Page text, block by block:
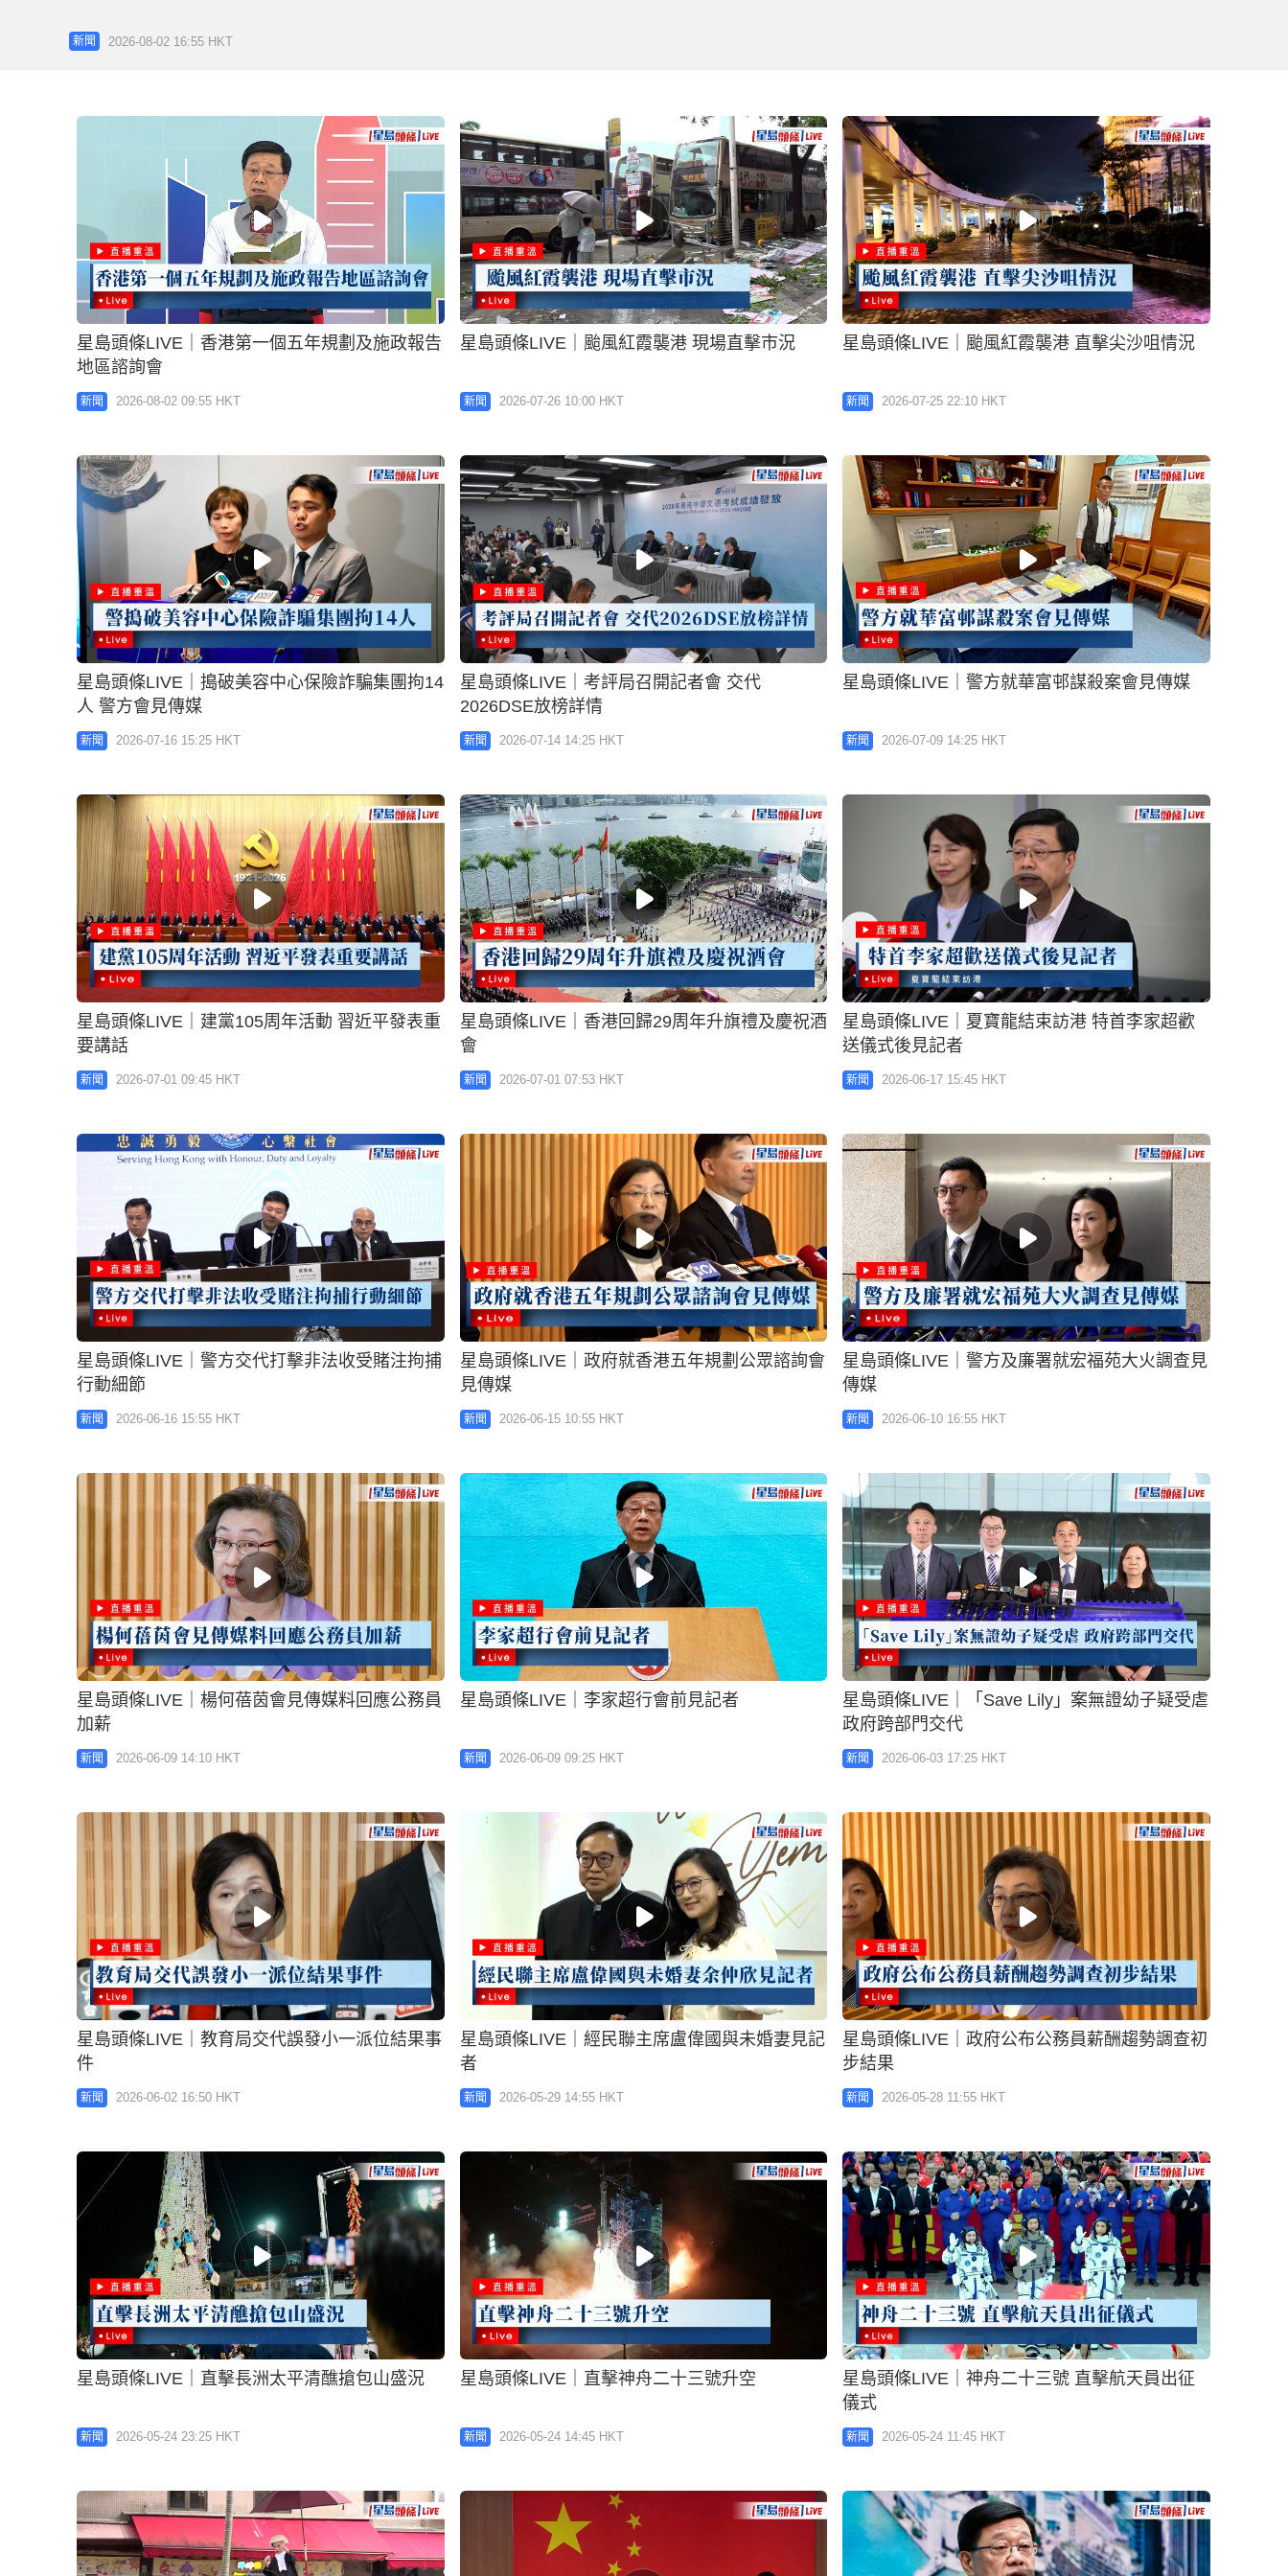
新聞 2026-08-02 16:55 HKT
星島頭條LIVE｜香港第一個五年規劃及施政報告
地區諮詢會
新聞 2026-08-02 09:55 HKT
星島頭條LIVE｜颱風紅霞襲港 現場直擊市況
新聞 2026-07-26 10:00 HKT
星島頭條LIVE｜颱風紅霞襲港 直擊尖沙咀情況
新聞 2026-07-25 22:10 HKT
星島頭條LIVE｜搗破美容中心保險詐騙集團拘14
人 警方會見傳媒
新聞 2026-07-16 15:25 HKT
星島頭條LIVE｜考評局召開記者會 交代
2026DSE放榜詳情
新聞 2026-07-14 14:25 HKT
星島頭條LIVE｜警方就華富邨謀殺案會見傳媒
新聞 2026-07-09 14:25 HKT
星島頭條LIVE｜建黨105周年活動 習近平發表重
要講話
新聞 2026-07-01 09:45 HKT
星島頭條LIVE｜香港回歸29周年升旗禮及慶祝酒
會
新聞 2026-07-01 07:53 HKT
星島頭條LIVE｜夏寶龍結束訪港 特首李家超歡
送儀式後見記者
新聞 2026-06-17 15:45 HKT
星島頭條LIVE｜警方交代打擊非法收受賭注拘捕
行動細節
新聞 2026-06-16 15:55 HKT
星島頭條LIVE｜政府就香港五年規劃公眾諮詢會
見傳媒
新聞 2026-06-15 10:55 HKT
星島頭條LIVE｜警方及廉署就宏福苑大火調查見
傳媒
新聞 2026-06-10 16:55 HKT
星島頭條LIVE｜楊何蓓茵會見傳媒料回應公務員
加薪
新聞 2026-06-09 14:10 HKT
星島頭條LIVE｜李家超行會前見記者
新聞 2026-06-09 09:25 HKT
星島頭條LIVE｜「Save Lily」案無證幼子疑受虐
政府跨部門交代
新聞 2026-06-03 17:25 HKT
星島頭條LIVE｜教育局交代誤發小一派位結果事
件
新聞 2026-06-02 16:50 HKT
星島頭條LIVE｜經民聯主席盧偉國與未婚妻見記
者
新聞 2026-05-29 14:55 HKT
星島頭條LIVE｜政府公布公務員薪酬趨勢調查初
步結果
新聞 2026-05-28 11:55 HKT
星島頭條LIVE｜直擊長洲太平清醮搶包山盛況
新聞 2026-05-24 23:25 HKT
星島頭條LIVE｜直擊神舟二十三號升空
新聞 2026-05-24 14:45 HKT
星島頭條LIVE｜神舟二十三號 直擊航天員出征
儀式
新聞 2026-05-24 11:45 HKT